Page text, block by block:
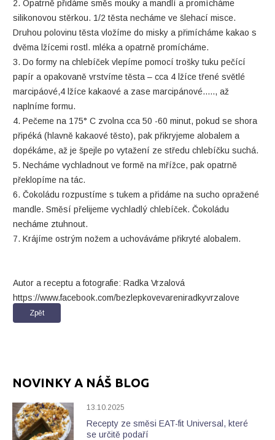
2. Opatrně přidáme směs mouky a mandlí a promícháme
silikonovou stěrkou. 1/2 těsta necháme ve šlehací misce.
Druhou polovinu těsta vložíme do misky a přimícháme kakao s
dvěma lžícemi rostl. mléka a opatrně promícháme.
3. Do formy na chlebíček vlepíme pomocí trošky tuku pečící
papír a opakovaně vrstvíme těsta – cca 4 lžíce třené světlé
marcipáové,4 lžíce kakaové a zase marcipánové....., až
naplníme formu.
4. Pečeme na 175° C zvolna cca 50 -60 minut, pokud se shora
připéká (hlavně kakaové těsto), pak přikryjeme alobalem a
dopékáme, až je špejle po vytažení ze středu chlebíčku suchá.
5. Necháme vychladnout ve formě na mřížce, pak opatrně
překlopíme na tác.
6. Čokoládu rozpustíme s tukem a přidáme na sucho opražené
mandle. Směsí přelijeme vychladlý chlebíček. Čokoládu
necháme ztuhnout.
7. Krájíme ostrým nožem a uchováváme přikryté alobalem.
Autor a receptu a fotografie: Radka Vrzalová
https://www.facebook.com/bezlepkovevareniradkyvrzalove
Zpět
NOVINKY A NÁŠ BLOG
13.10.2025
Recepty ze směsi EAT-fit Universal, které
se určitě podaří